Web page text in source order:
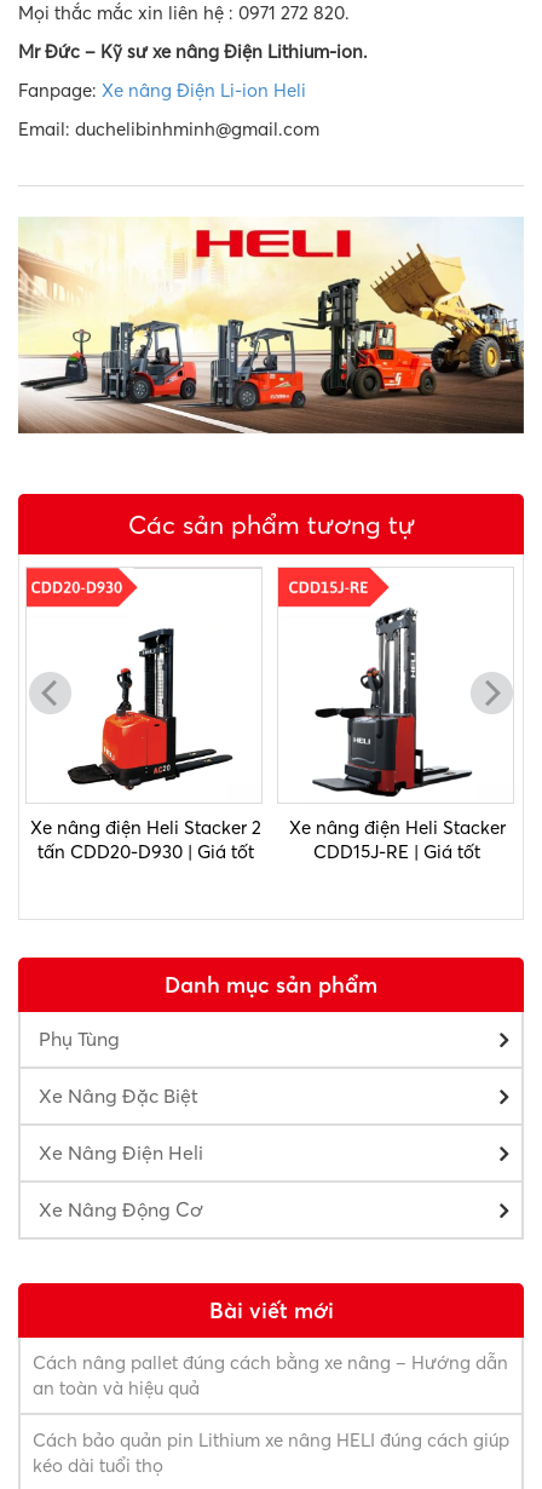
Mọi thắc mắc xin liên hệ : 0971 272 820.
Mr Đức – Kỹ sư xe nâng Điện Lithium-ion.
Fanpage: Xe nâng Điện Li-ion Heli
Email: duchelibinhminh@gmail.com
Các sản phẩm tương tự
Xe nâng điện Heli Stacker 2
tấn CDD20-D930 | Giá tốt
Xe nâng điện Heli Stacker
CDD15J-RE | Giá tốt
Danh mục sản phẩm
Phụ Tùng
Xe Nâng Đặc Biệt
Xe Nâng Điện Heli
Xe Nâng Động Cơ
Bài viết mới
Cách nâng pallet đúng cách bằng xe nâng – Hướng dẫn
an toàn và hiệu quả
Cách bảo quản pin Lithium xe nâng HELI đúng cách giúp
kéo dài tuổi thọ